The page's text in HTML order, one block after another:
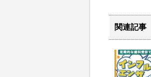
関連記事